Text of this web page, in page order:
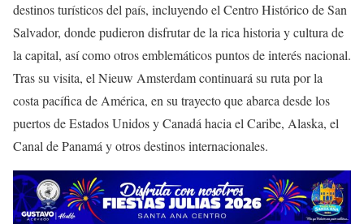
destinos turísticos del país, incluyendo el Centro Histórico de San
Salvador, donde pudieron disfrutar de la rica historia y cultura de
la capital, así como otros emblemáticos puntos de interés nacional.
Tras su visita, el Nieuw Amsterdam continuará su ruta por la
costa pacífica de América, en su trayecto que abarca desde los
puertos de Estados Unidos y Canadá hacia el Caribe, Alaska, el
Canal de Panamá y otros destinos internacionales.